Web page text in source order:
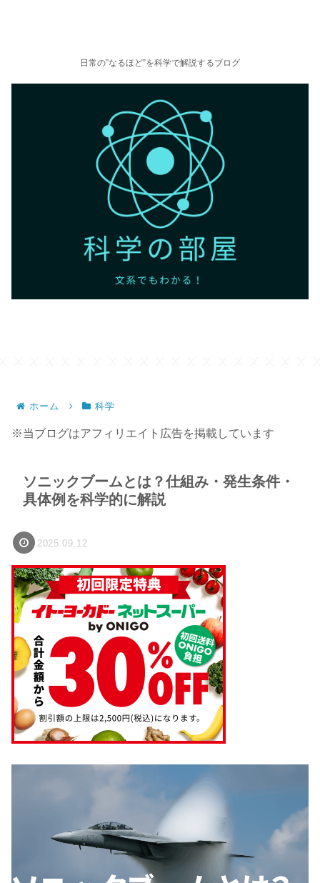
日常の”なるほど”を科学で解説するブログ
ホーム 科学
※当ブログはアフィリエイト広告を掲載しています
ソニックブームとは？仕組み・発生条件・
具体例を科学的に解説
2025.09.12